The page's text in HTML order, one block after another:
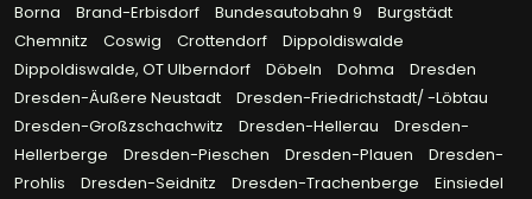
Borna
Brand-Erbisdorf Bundesautobahn 9
Burgstädt
Chemnitz
Coswig Crottendorf
Dippoldiswalde
Dippoldiswalde, OT Ulberndorf
Döbeln Dohma
Dresden
Dresden-Äußere Neustadt
Dresden-Friedrichstadt/ -Löbtau
Dresden-Großzschachwitz
Dresden-Hellerau
Dresden-
Hellerberge
Dresden-Pieschen Dresden-Plauen
Dresden-
Prohlis
Dresden-Seidnitz Dresden-Trachenberge
Einsiedel